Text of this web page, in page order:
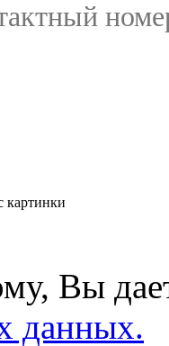
картинки
Вы
данных.